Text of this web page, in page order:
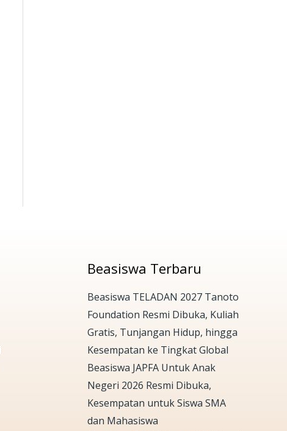
Beasiswa Terbaru
Beasiswa TELADAN 2027 Tanoto
Foundation Resmi Dibuka, Kuliah
Gratis, Tunjangan Hidup, hingga
Kesempatan ke Tingkat Global
Beasiswa JAPFA Untuk Anak
Negeri 2026 Resmi Dibuka,
Kesempatan untuk Siswa SMA
dan Mahasiswa